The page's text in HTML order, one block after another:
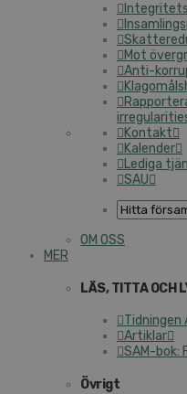
Mot
Anti-
Kontakt
Kalender
Lediga
SAU
OM OSS
MER
LÄS, TITTA OCH
Tidningen
Artiklar
SAM-bok:
Övrigt